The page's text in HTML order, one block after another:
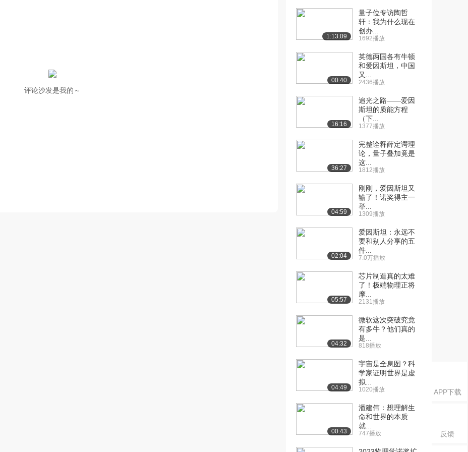
APP下载
反馈
评论沙发是我的～
1:13:09
量子位专访陶哲
轩：我为什么现在
创办...
1692播放
00:40
英德两国各有牛顿
和爱因斯坦，中国
又...
2436播放
16:16
追光之路——爱因
斯坦的质能方程
（下...
1377播放
36:27
完整诠释薛定谔理
论，量子叠加竟是
这...
1812播放
04:59
刚刚，爱因斯坦又
输了！诺奖得主一
举...
1309播放
02:04
爱因斯坦：永远不
要和别人分享的五
件...
7.0万播放
05:57
芯片制造真的太难
了！极端物理正将
摩...
2131播放
04:32
微软这次突破究竟
有多牛？他们真的
是...
818播放
04:49
宇宙是全息图？科
学家证明世界是虚
拟...
1020播放
00:43
潘建伟：想理解生
命和世界的本质
就...
747播放